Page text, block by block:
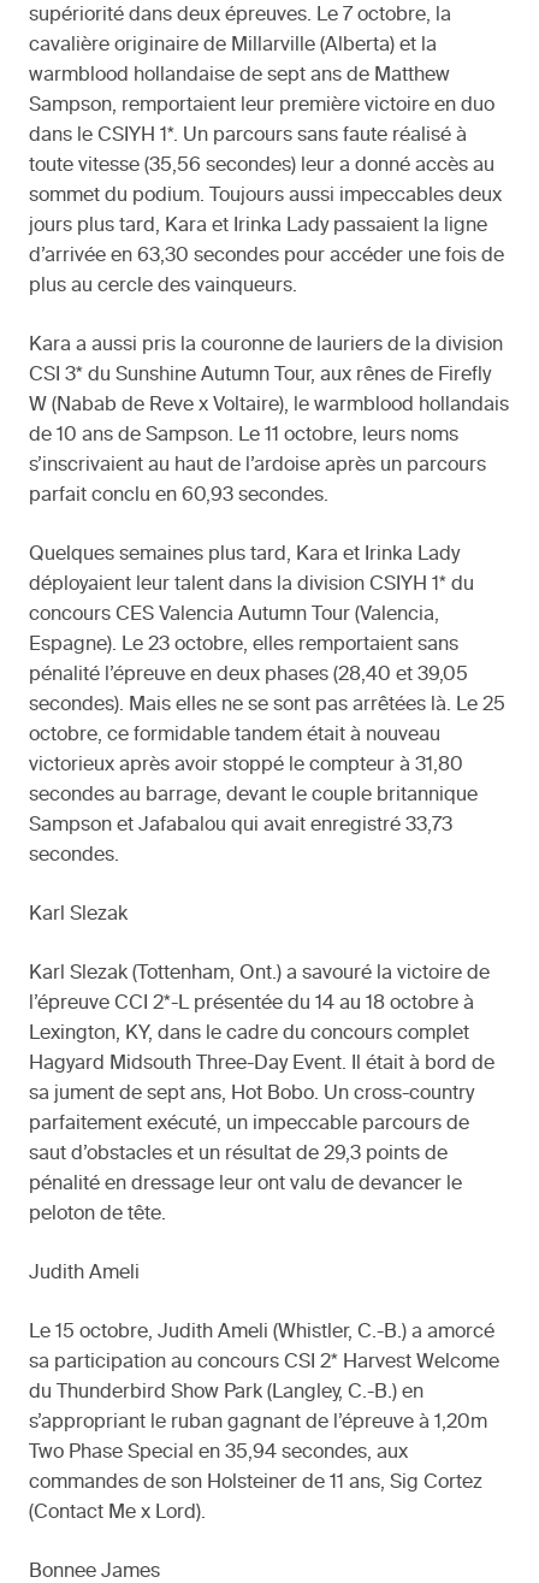
supériorité dans deux épreuves. Le 7 octobre, la
cavalière originaire de Millarville (Alberta) et la
warmblood hollandaise de sept ans de Matthew
Sampson, remportaient leur première victoire en duo
dans le CSIYH 1*. Un parcours sans faute réalisé à
toute vitesse (35,56 secondes) leur a donné accès au
sommet du podium. Toujours aussi impeccables deux
jours plus tard, Kara et Irinka Lady passaient la ligne
d’arrivée en 63,30 secondes pour accéder une fois de
plus au cercle des vainqueurs.
Kara a aussi pris la couronne de lauriers de la division
CSI 3* du Sunshine Autumn Tour, aux rênes de Firefly
W (Nabab de Reve x Voltaire), le warmblood hollandais
de 10 ans de Sampson. Le 11 octobre, leurs noms
s’inscrivaient au haut de l’ardoise après un parcours
parfait conclu en 60,93 secondes.
Quelques semaines plus tard, Kara et Irinka Lady
déployaient leur talent dans la division CSIYH 1* du
concours CES Valencia Autumn Tour (Valencia,
Espagne). Le 23 octobre, elles remportaient sans
pénalité l’épreuve en deux phases (28,40 et 39,05
secondes). Mais elles ne se sont pas arrêtées là. Le 25
octobre, ce formidable tandem était à nouveau
victorieux après avoir stoppé le compteur à 31,80
secondes au barrage, devant le couple britannique
Sampson et Jafabalou qui avait enregistré 33,73
secondes.
Karl Slezak
Karl Slezak (Tottenham, Ont.) a savouré la victoire de
l’épreuve CCI 2*-L présentée du 14 au 18 octobre à
Lexington, KY, dans le cadre du concours complet
Hagyard Midsouth Three-Day Event. Il était à bord de
sa jument de sept ans, Hot Bobo. Un cross-country
parfaitement exécuté, un impeccable parcours de
saut d’obstacles et un résultat de 29,3 points de
pénalité en dressage leur ont valu de devancer le
peloton de tête.
Judith Ameli
Le 15 octobre, Judith Ameli (Whistler, C.-B.) a amorcé
sa participation au concours CSI 2* Harvest Welcome
du Thunderbird Show Park (Langley, C.-B.) en
s’appropriant le ruban gagnant de l’épreuve à 1,20m
Two Phase Special en 35,94 secondes, aux
commandes de son Holsteiner de 11 ans, Sig Cortez
(Contact Me x Lord).
Bonnee James